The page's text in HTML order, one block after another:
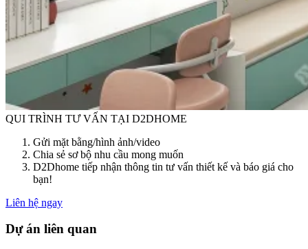
QUI TRÌNH TƯ VẤN TẠI D2DHOME
Gửi mặt bằng/hình ảnh/video
Chia sẻ sơ bộ nhu cầu mong muốn
D2Dhome tiếp nhận thông tin tư vấn thiết kế và báo giá cho
bạn!
Liên hệ ngay
Dự án liên quan